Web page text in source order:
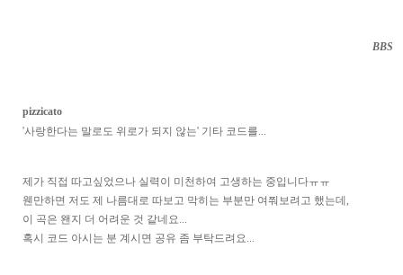
BBS
pizzicato
'사랑한다는 말로도 위로가 되지 않는' 기타 코드를...
제가 직접 따고싶었으나 실력이 미천하여 고생하는 중입니다ㅠㅠ
웬만하면 저도 제 나름대로 따보고 막히는 부분만 여쭤보려고 했는데,
이 곡은 왠지 더 어려운 것 같네요...
혹시 코드 아시는 분 계시면 공유 좀 부탁드려요...